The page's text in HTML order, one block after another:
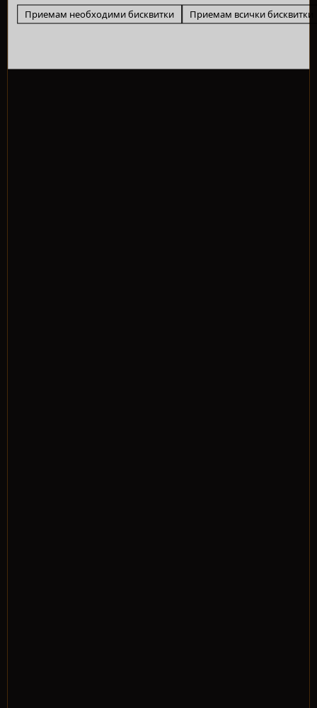
Приемам необходими бисквитки Приемам всички бисквитки